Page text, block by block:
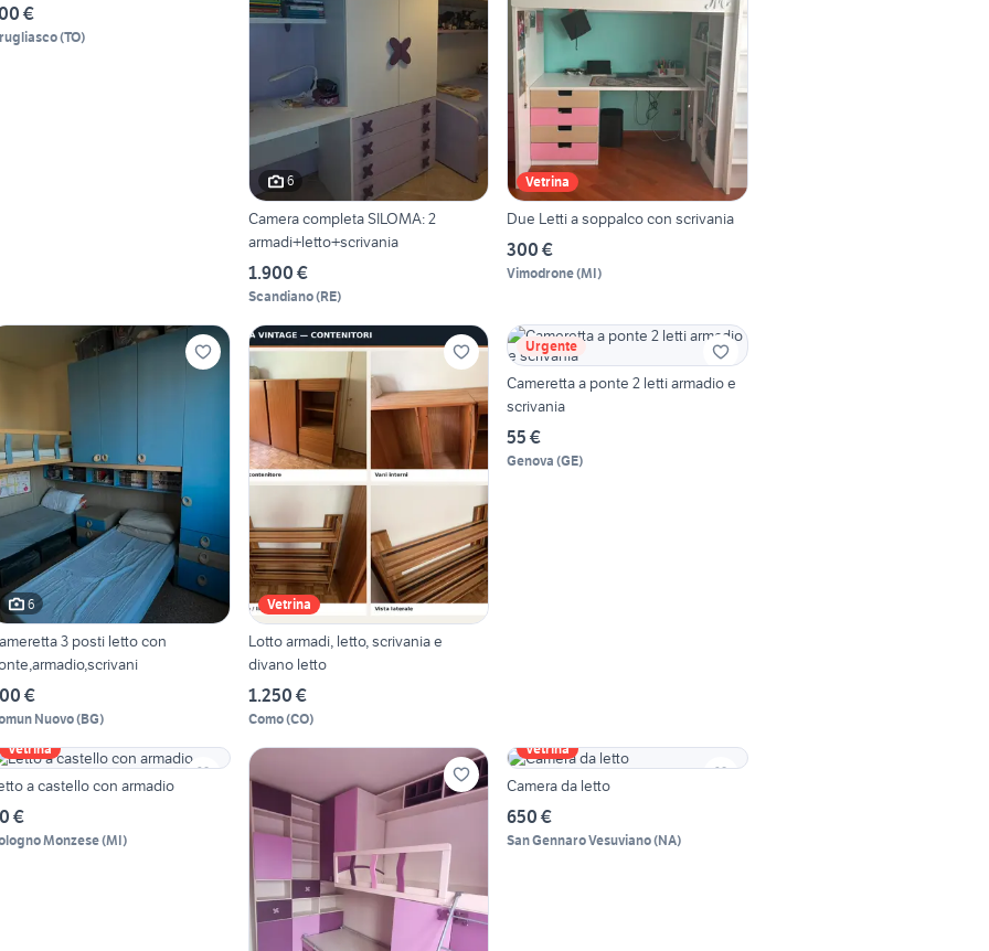
€
(TO)
6
Camera completa SILOMA: 2
armadi+letto+scrivania
1.900 €
Scandiano(RE)
Vetrina
Due Letti a soppalco con scrivania
300 €
Vimodrone(MI)
6
3 posti letto con
€
Nuovo(BG)
Vetrina
Lotto armadi, letto, scrivania e
divano letto
1.250 €
Como(CO)
Urgente
Cameretta a ponte 2 letti armadio e
scrivania
55 €
Genova (GE)
Vetrina
a castello con armadio
€
Monzese(MI)
Vetrina
Camera da letto
650 €
San Gennaro Vesuviano(NA)